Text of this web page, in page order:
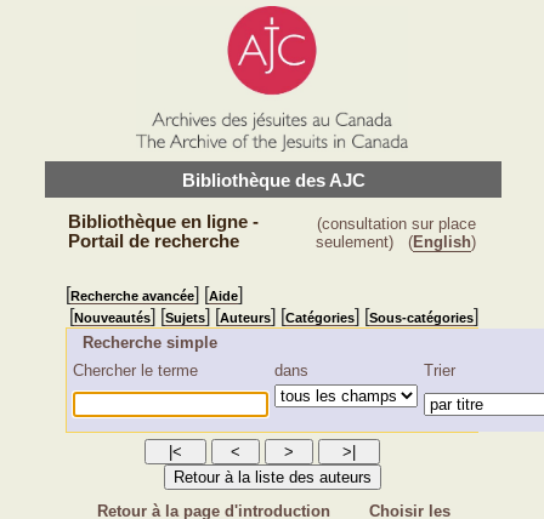
Bibliothèque des AJC
Bibliothèque en ligne -
Portail de recherche
(consultation sur place
seulement) (English)
[Recherche avancée] [Aide]
[Nouveautés] [Sujets] [Auteurs] [Catégories] [Sous-catégories]
Recherche simple
Chercher le terme
dans Trier
Retour à la page d'introduction
Choisir les